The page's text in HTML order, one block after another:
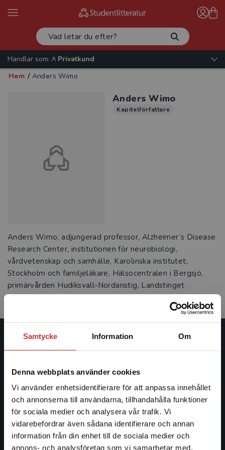
Samtycke Information Om
Denna webbplats använder cookies
Vi använder enhetsidentifierare för att anpassa innehållet
och annonserna till användarna, tillhandahålla funktioner
för sociala medier och analysera vår trafik. Vi
vidarebefordrar även sådana identifierare och annan
information från din enhet till de sociala medier och
annons- och analysföretag som vi samarbetar med.
Begränsad fraktregion
Handlar som:
Privatkund
Hem / Anders Wimo
Anders Wimo
Kapitelförfattare
Anders Wimo, adjungerad professor, Alzheimer’s Disease
Research Center, institutionen för neurobiologi,
vårdvetenskap och samhälle, Karolinska institutet,
Stockholm och familjeläkare, Hälsocentralen i Bergsjö,
primärvården Hudiksvall-Nordanstig, Landstinget
Gävleborg.
Studentlitteratur
Studentlitteratur grundades 1963 och är idag Sveriges
ledande utbildningsförlag. Med läromedel, kurslitteratur,
facklitteratur, utbildningar och digitala
informationstjänster i utbudet, finns Studentlitteratur med
längs hela kunskapsresan.
Kontakta oss